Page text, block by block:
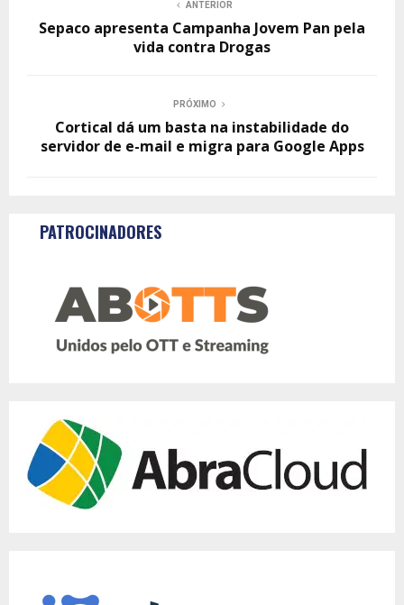
ANTERIOR
Sepaco apresenta Campanha Jovem Pan pela
vida contra Drogas
PRÓXIMO
Cortical dá um basta na instabilidade do
servidor de e-mail e migra para Google Apps
PATROCINADORES